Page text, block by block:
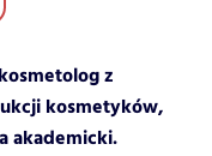
z
kosmetyków,
akademicki.